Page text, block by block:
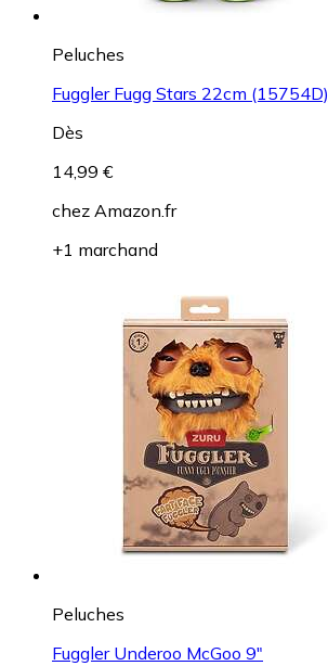
Peluches
Fuggler Fugg Stars 22cm (15754D)
Dès
14,99 €
chez Amazon.fr
+1 marchand
Peluches
Fuggler Underoo McGoo 9"